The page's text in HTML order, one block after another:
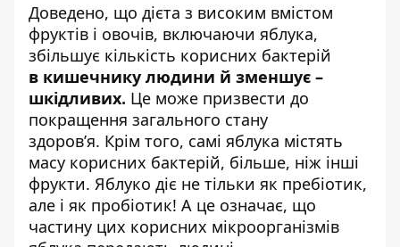
Доведено, що дієта з високим вмістом
фруктів і овочів, включаючи яблука,
збільшує кількість корисних бактерій
в кишечнику людини й зменшує –
шкідливих. Це може призвести до
покращення загального стану
здоров’я. Крім того, самі яблука містять
масу корисних бактерій, більше, ніж інші
фрукти. Яблуко діє не тільки як пребіотик,
але і як пробіотик! А це означає, що
частину цих корисних мікроорганізмів